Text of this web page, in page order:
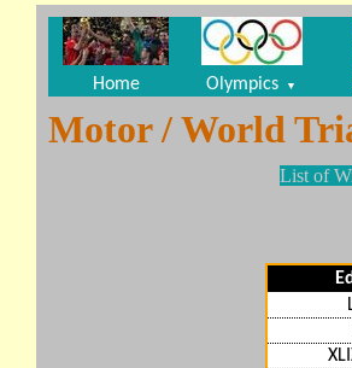
Home Olympics ▼
Motor / World
List of